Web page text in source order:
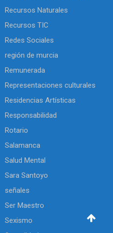
Recursos Naturales
Recursos TIC
Redes Sociales
región de murcia
Remunerada
Representaciones culturales
Residencias Artísticas
Responsabilidad
Rotario
Salamanca
Salud Mental
Sara Santoyo
señales
Ser Maestro
Sexismo